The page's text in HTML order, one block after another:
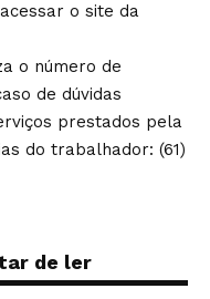
o site da
o número de
de dúvidas
prestados pela
do trabalhador: (61)
de ler